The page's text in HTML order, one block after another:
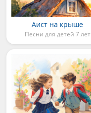
Аист на крыше
Песни для детей 7 лет